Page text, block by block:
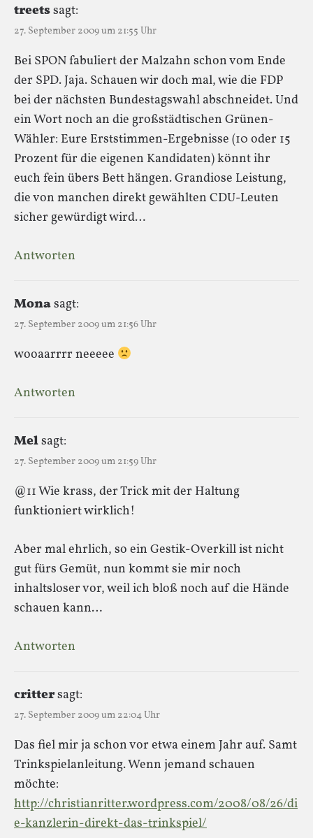
treetssagt:
27. September 2009 um 21:55 Uhr
Bei SPON fabuliert der Malzahn schon vom Ende
der SPD. Jaja. Schauen wir doch mal, wie die FDP
bei der nächsten Bundestagswahl abschneidet. Und
ein Wort noch an die großstädtischen Grünen-
Wähler: Eure Erststimmen-Ergebnisse (10 oder 15
Prozent für die eigenen Kandidaten) könnt ihr
euch fein übers Bett hängen. Grandiose Leistung,
die von manchen direkt gewählten CDU-Leuten
sicher gewürdigt wird…
Antworten
Monasagt:
27. September 2009 um 21:56 Uhr
wooaarrrr neeeee
Antworten
Melsagt:
27. September 2009 um 21:59 Uhr
@11 Wie krass, der Trick mit der Haltung
funktioniert wirklich!
Aber mal ehrlich, so ein Gestik-Overkill ist nicht
gut fürs Gemüt, nun kommt sie mir noch
inhaltsloser vor, weil ich bloß noch auf die Hände
schauen kann…
Antworten
crittersagt:
27. September 2009 um 22:04 Uhr
Das fiel mir ja schon vor etwa einem Jahr auf. Samt
Trinkspielanleitung. Wenn jemand schauen
möchte:
http://christianritter.wordpress.com/2008/08/26/di
e-kanzlerin-direkt-das-trinkspiel/